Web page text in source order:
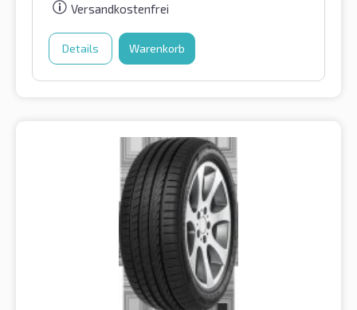
Versandkostenfrei
Details Warenkorb